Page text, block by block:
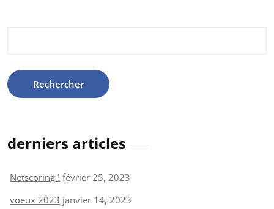
derniers articles
Netscoring ! février 25, 2023
voeux 2023 janvier 14, 2023